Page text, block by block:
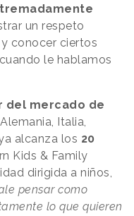
un respeto
conocer ciertos
le hablamos
del mercado de
Italia,
alcanza los 20
Kids & Family
dirigida a niños,
pensar como
lo que quieren